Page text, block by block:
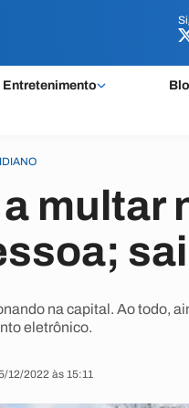
Entretenimento
multar
na capital. Ao todo,
eletrônico.
12/2022 às 15:11